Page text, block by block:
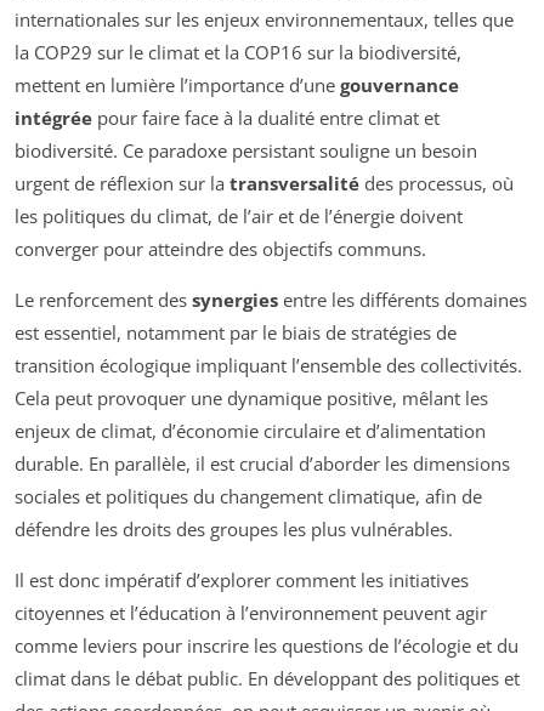
internationales sur les enjeux environnementaux, telles que
la COP29 sur le climat et la COP16 sur la biodiversité,
mettent en lumière l’importance d’une gouvernance
intégrée pour faire face à la dualité entre climat et
biodiversité. Ce paradoxe persistant souligne un besoin
urgent de réflexion sur la transversalité des processus, où
les politiques du climat, de l’air et de l’énergie doivent
converger pour atteindre des objectifs communs.
Le renforcement des synergies entre les différents domaines
est essentiel, notamment par le biais de stratégies de
transition écologique impliquant l’ensemble des collectivités.
Cela peut provoquer une dynamique positive, mêlant les
enjeux de climat, d’économie circulaire et d’alimentation
durable. En parallèle, il est crucial d’aborder les dimensions
sociales et politiques du changement climatique, afin de
défendre les droits des groupes les plus vulnérables.
Il est donc impératif d’explorer comment les initiatives
citoyennes et l’éducation à l’environnement peuvent agir
comme leviers pour inscrire les questions de l’écologie et du
climat dans le débat public. En développant des politiques et